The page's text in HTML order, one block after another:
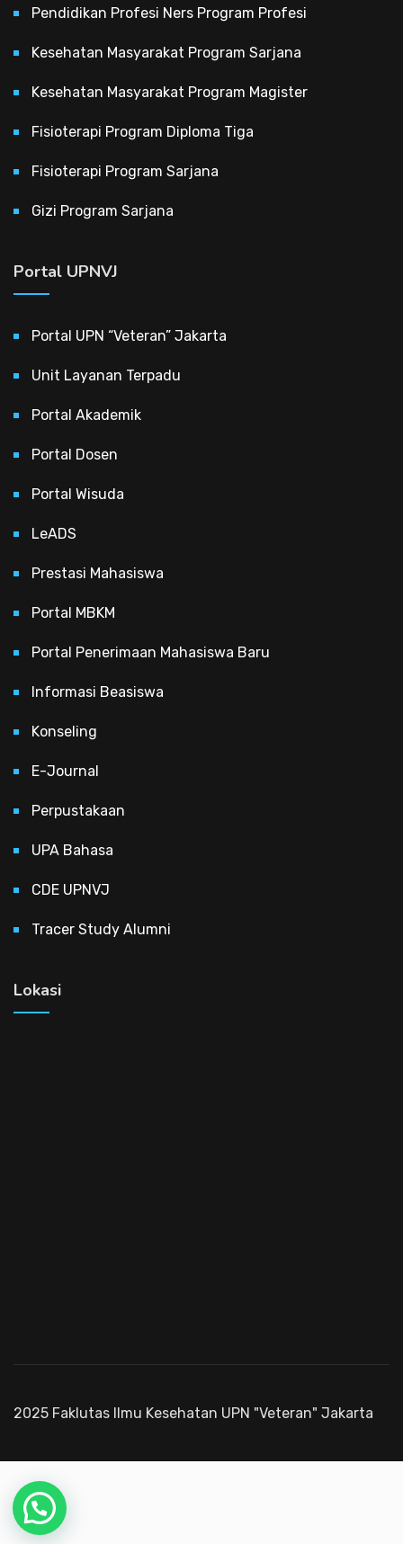
Pendidikan Profesi Ners Program Profesi
Kesehatan Masyarakat Program Sarjana
Kesehatan Masyarakat Program Magister
Fisioterapi Program Diploma Tiga
Fisioterapi Program Sarjana
Gizi Program Sarjana
Portal UPNVJ
Portal UPN “Veteran” Jakarta
Unit Layanan Terpadu
Portal Akademik
Portal Dosen
Portal Wisuda
LeADS
Prestasi Mahasiswa
Portal MBKM
Portal Penerimaan Mahasiswa Baru
Informasi Beasiswa
Konseling
E-Journal
Perpustakaan
UPA Bahasa
CDE UPNVJ
Tracer Study Alumni
Lokasi
2025 Faklutas Ilmu Kesehatan UPN "Veteran" Jakarta